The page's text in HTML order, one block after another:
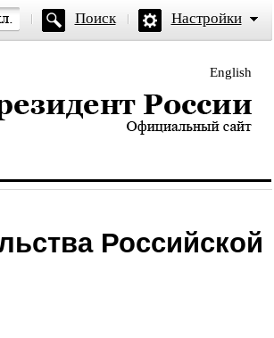
Поиск Настройки
English
России — официальный сайт
Российской